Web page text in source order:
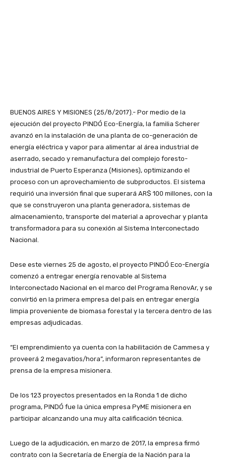
BUENOS AIRES Y MISIONES (25/8/2017).- Por medio de la
ejecución del proyecto PINDÓ Eco-Energía, la familia Scherer
avanzó en la instalación de una planta de co-generación de
energía eléctrica y vapor para alimentar al área industrial de
aserrado, secado y remanufactura del complejo foresto-
industrial de Puerto Esperanza (Misiones), optimizando el
proceso con un aprovechamiento de subproductos. El sistema
requirió una inversión final que superará AR$ 100 millones, con la
que se construyeron una planta generadora, sistemas de
almacenamiento, transporte del material a aprovechar y planta
transformadora para su conexión al Sistema Interconectado
Nacional.
Dese este viernes 25 de agosto, el proyecto PINDÓ Eco-Energía
comenzó a entregar energía renovable al Sistema
Interconectado Nacional en el marco del Programa RenovAr, y se
convirtió en la primera empresa del país en entregar energía
limpia proveniente de biomasa forestal y la tercera dentro de las
empresas adjudicadas.
“El emprendimiento ya cuenta con la habilitación de Cammesa y
proveerá 2 megavatios/hora”, informaron representantes de
prensa de la empresa misionera.
De los 123 proyectos presentados en la Ronda 1 de dicho
programa, PINDÓ fue la única empresa PyME misionera en
participar alcanzando una muy alta calificación técnica.
Luego de la adjudicación, en marzo de 2017, la empresa firmó
contrato con la Secretaría de Energía de la Nación para la